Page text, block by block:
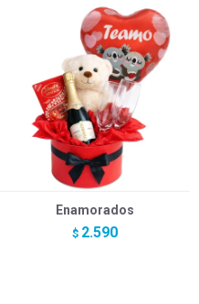
Enamorados
$ 2.590